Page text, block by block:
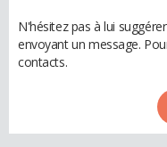
N'hésitez pas à lui
envoyant un message.
contacts.